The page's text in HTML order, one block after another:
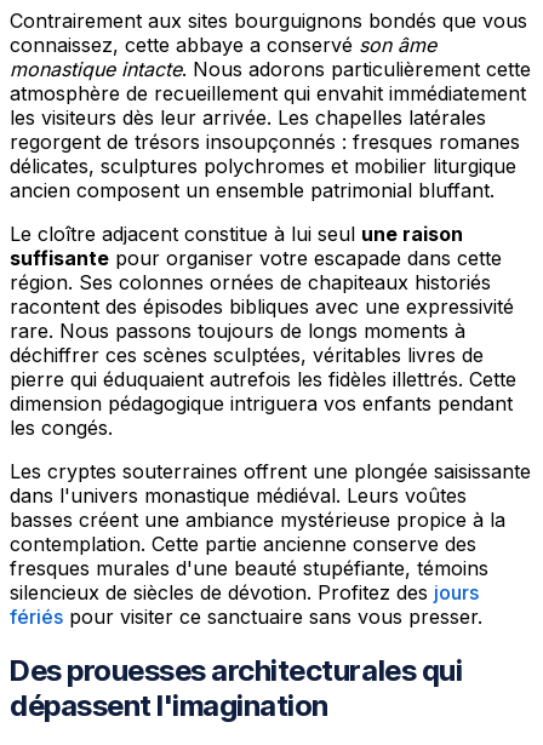
Contrairement aux sites bourguignons bondés que vous
connaissez, cette abbaye a conservé son âme
monastique intacte. Nous adorons particulièrement cette
atmosphère de recueillement qui envahit immédiatement
les visiteurs dès leur arrivée. Les chapelles latérales
regorgent de trésors insoupçonnés : fresques romanes
délicates, sculptures polychromes et mobilier liturgique
ancien composent un ensemble patrimonial bluffant.
Le cloître adjacent constitue à lui seul une raison
suffisante pour organiser votre escapade dans cette
région. Ses colonnes ornées de chapiteaux historiés
racontent des épisodes bibliques avec une expressivité
rare. Nous passons toujours de longs moments à
déchiffrer ces scènes sculptées, véritables livres de
pierre qui éduquaient autrefois les fidèles illettrés. Cette
dimension pédagogique intriguera vos enfants pendant
les congés.
Les cryptes souterraines offrent une plongée saisissante
dans l'univers monastique médiéval. Leurs voûtes
basses créent une ambiance mystérieuse propice à la
contemplation. Cette partie ancienne conserve des
fresques murales d'une beauté stupéfiante, témoins
silencieux de siècles de dévotion. Profitez des jours
fériés pour visiter ce sanctuaire sans vous presser.
Des prouesses architecturales qui
dépassent l'imagination